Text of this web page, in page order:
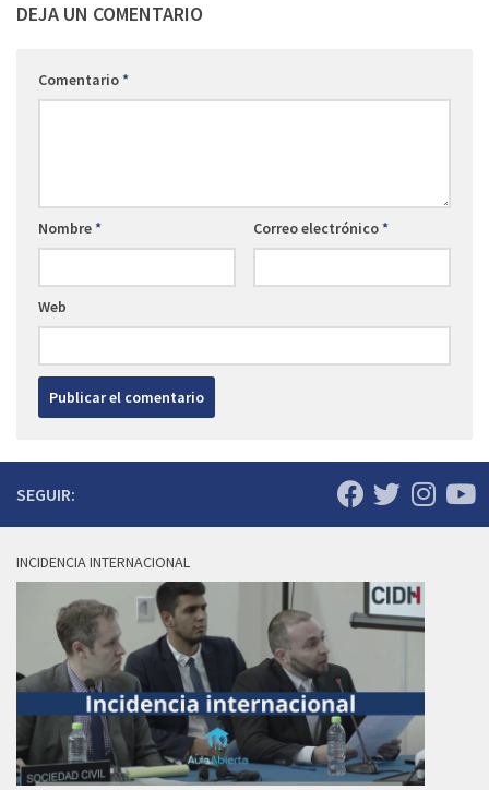
DEJA UN COMENTARIO
Comentario*
Nombre* Correo electrónico*
Web
SEGUIR:
INCIDENCIA INTERNACIONAL